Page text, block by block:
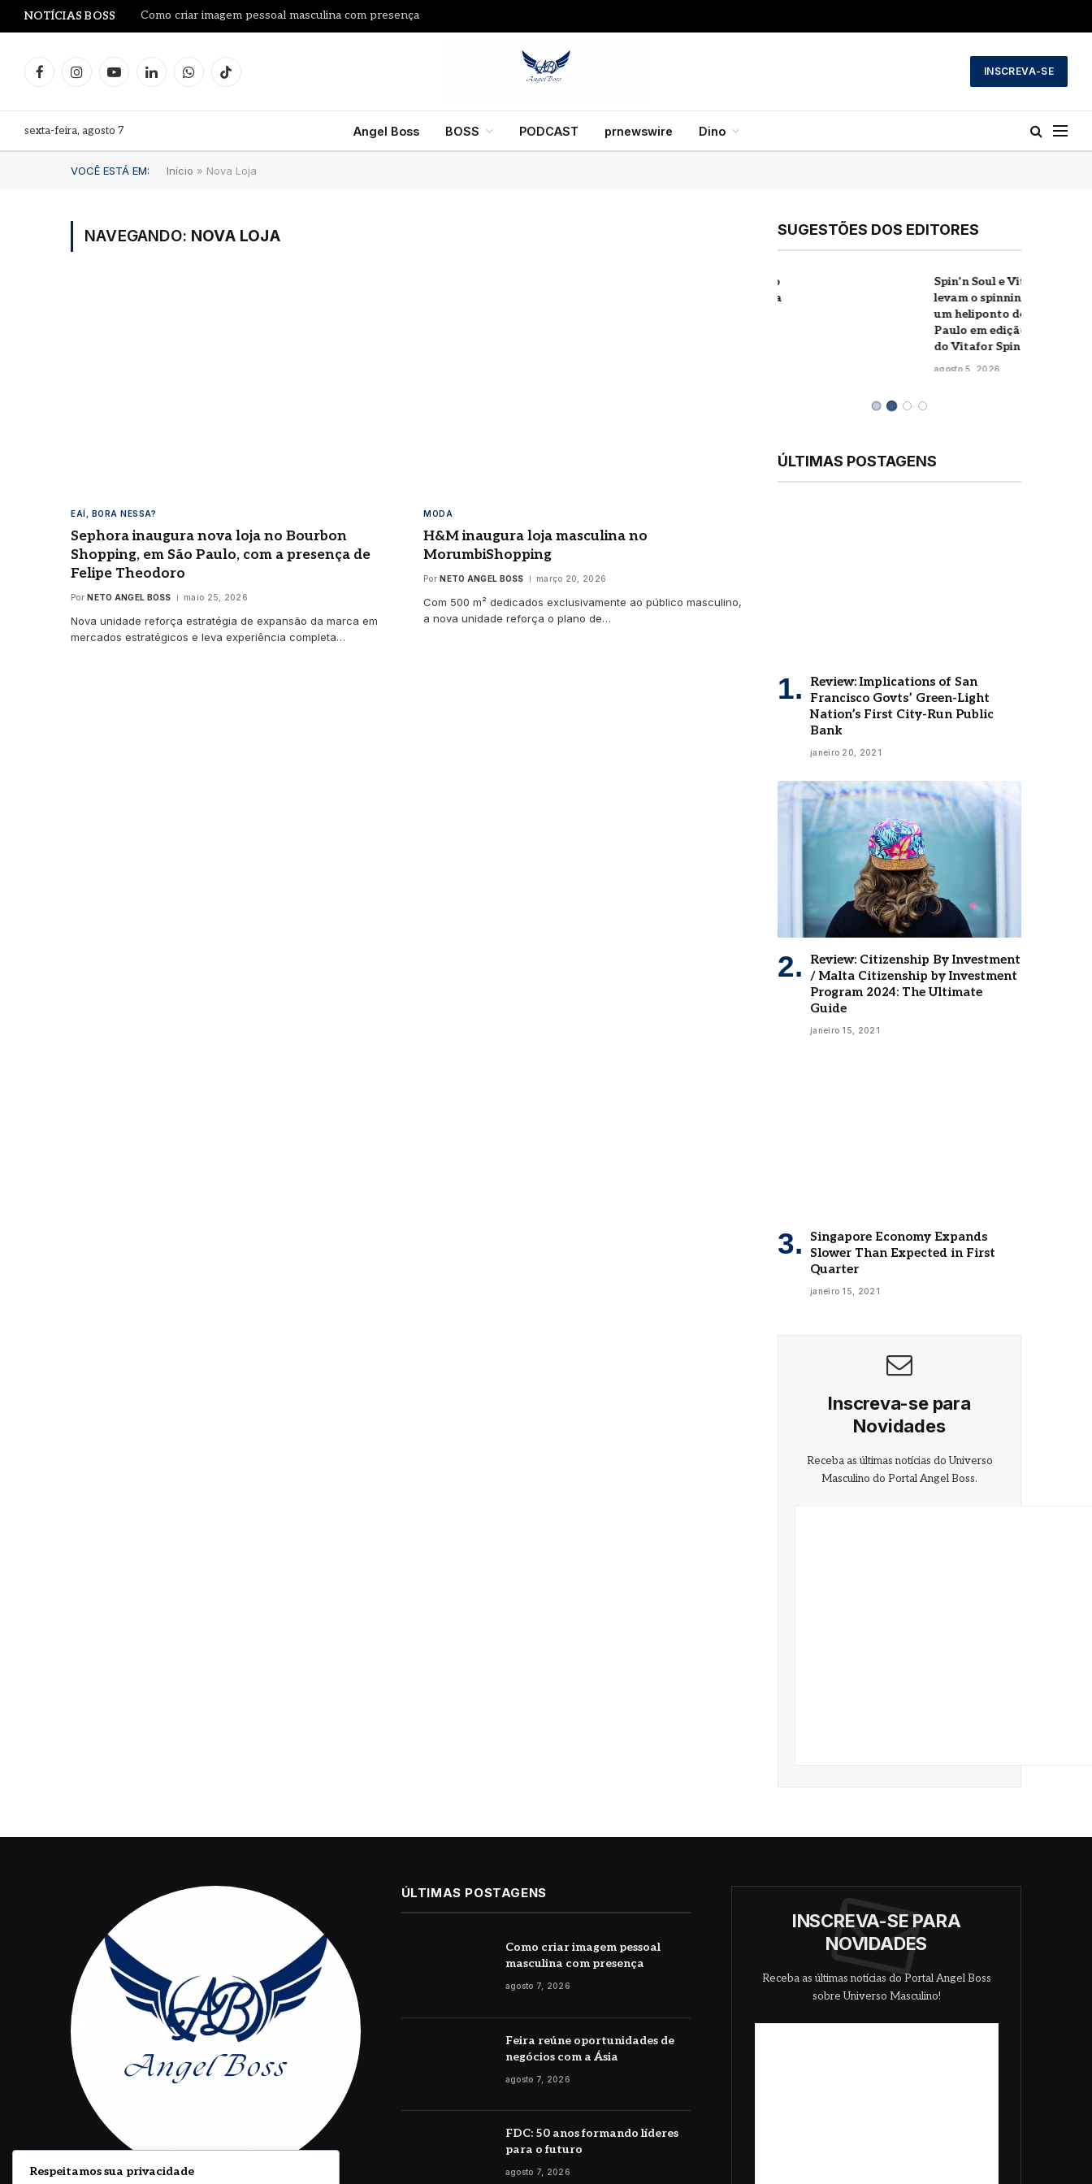
NOTÍCIAS BOSS Como criar imagem pessoal masculina com presença
FacebookInstagramYouTubeLinkedInWhatsAppTikTok
INSCREVA-SE
sexta-feira, agosto 7 Angel Boss BOSS PODCAST prnewswire Dino
VOCÊ ESTÁ EM: Início » Nova Loja
NAVEGANDO: NOVA LOJA
EAÍ, BORA NESSA?
Sephora inaugura nova loja no Bourbon
Shopping, em São Paulo, com a presença de
Felipe Theodoro
Por NETO ANGEL BOSS maio 25, 2026
Nova unidade reforça estratégia de expansão da marca em
mercados estratégicos e leva experiência completa…
MODA
H&M inaugura loja masculina no
MorumbiShopping
Por NETO ANGEL BOSS março 20, 2026
Com 500 m² dedicados exclusivamente ao público masculino,
a nova unidade reforça o plano de…
SUGESTÕES DOS EDITORES
Spin’n Soul e Vitafor
levam o spinning para
um heliponto de São
Paulo em edição inédita
do Vitafor Spin Open Air
agosto 5, 2026
ÚLTIMAS POSTAGENS
Review: Implications of San
Francisco Govts’ Green-Light
Nation’s First City-Run Public
Bank
janeiro 20, 2021
Review: Citizenship By Investment
/ Malta Citizenship by Investment
Program 2024: The Ultimate
Guide
janeiro 15, 2021
Singapore Economy Expands
Slower Than Expected in First
Quarter
janeiro 15, 2021
Inscreva-se para
Novidades
Receba as últimas notícias do Universo
Masculino do Portal Angel Boss.
ÚLTIMAS POSTAGENS
Como criar imagem pessoal
masculina com presença
agosto 7, 2026
Feira reúne oportunidades de
negócios com a Ásia
agosto 7, 2026
FDC: 50 anos formando líderes
para o futuro
agosto 7, 2026
INSCREVA-SE PARA
NOVIDADES
Receba as últimas notícias do Portal Angel Boss
sobre Universo Masculino!
Respeitamos sua privacidade